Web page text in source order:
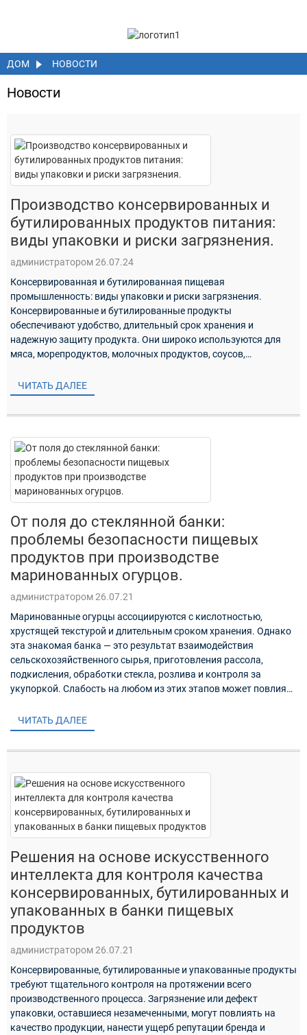
ДОМ НОВОСТИ
Новости
Производство консервированных и
бутилированных продуктов питания:
виды упаковки и риски загрязнения.
администратором 26.07.24
Консервированная и бутилированная пищевая
промышленность: виды упаковки и риски загрязнения.
Консервированные и бутилированные продукты
обеспечивают удобство, длительный срок хранения и
надежную защиту продукта. Они широко используются для
мяса, морепродуктов, молочных продуктов, соусов,
Многие из этих продуктов...
ЧИТАТЬ ДАЛЕЕ
От поля до стеклянной банки:
проблемы безопасности пищевых
продуктов при производстве
маринованных огурцов.
администратором 26.07.21
Маринованные огурцы ассоциируются с кислотностью,
хрустящей текстурой и длительным сроком хранения. Однако
эта знакомая банка — это результат взаимодействия
сельскохозяйственного сырья, приготовления рассола,
подкисления, обработки стекла, розлива и контроля за
укупоркой. Слабость на любом из этих этапов может повлиять
ЧИТАТЬ ДАЛЕЕ
Решения на основе искусственного
интеллекта для контроля качества
консервированных, бутилированных и
упакованных в банки пищевых
продуктов
администратором 26.07.21
Консервированные, бутилированные и упакованные продукты
требуют тщательного контроля на протяжении всего
производственного процесса. Загрязнение или дефект
упаковки, оставшиеся незамеченными, могут повлиять на
качество продукции, нанести ущерб репутации бренда и